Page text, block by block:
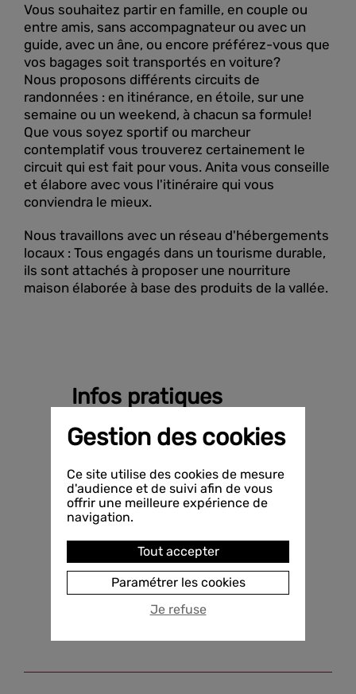
Vous souhaitez partir en famille, en couple ou
entre amis, sans accompagnateur ou avec un
guide, avec un âne, ou encore préférez-vous que
vos bagages soit transportés en voiture?
Nous proposons différents circuits de
randonnées : en itinérance, en étoile, sur une
semaine ou un weekend, à chacun sa formule!
Que vous soyez sportif ou marcheur
contemplatif vous trouverez certainement le
circuit qui est fait pour vous. Anita vous conseille
et élabore avec vous l'itinéraire qui vous
conviendra le mieux.
Nous travaillons avec un réseau d'hébergements
locaux : Tous engagés dans un tourisme durable,
ils sont attachés à proposer une nourriture
maison élaborée à base des produits de la vallée.
Infos pratiques
Période d'ouverture
Automne
Été
Printemps
Type de randonnées
proposées
Randonnées liberté
Gestion des cookies
Ce site utilise des cookies de mesure
d'audience et de suivi afin de vous
offrir une meilleure expérience de
navigation.
Tout accepter
Paramétrer les cookies
Je refuse